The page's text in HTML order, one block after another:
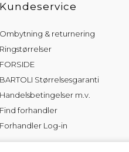
Kundeservice
Ombytning & returnering
Ringstørrelser
FORSIDE
BARTOLI Størrelsesgaranti
Handelsbetingelser m.v.
Find forhandler
Forhandler Log-in